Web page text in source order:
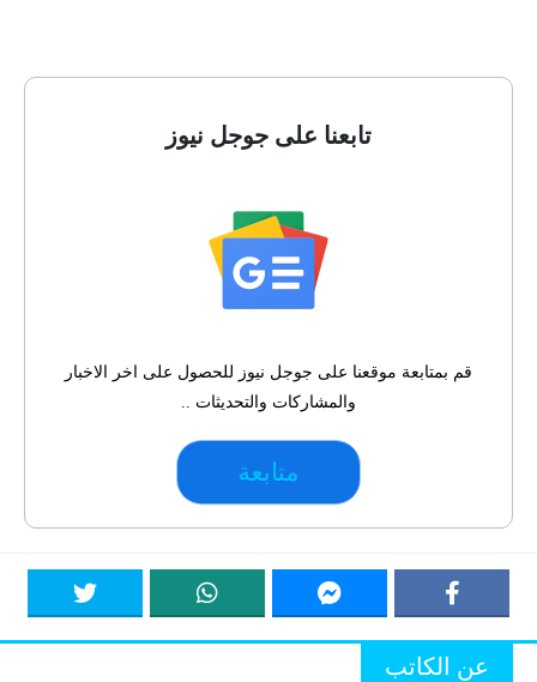
تابعنا على جوجل نيوز
قم بمتابعة موقعنا على جوجل نيوز للحصول على اخر الاخبار
والمشاركات والتحديثات ..
متابعة
عن الكاتب